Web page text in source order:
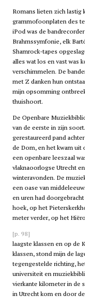
Romans lieten zich
grammofoonplaten des
iPod was de
Brahmssymfonie, elk
Shamrock-tapes
alles wat los en vast was
verschimmelen. De
met Z danken hun
mijn opsomming
thuishoort.
De Openbare
van de eerste in zijn
gerestaureerd pand
de Dom, en het kwam uit
een openbare leeszaal
vlaknaoorlogse Utrecht
winteravonden. De
een oase van
en uren had
hoek, op het
meter verder, op het
[p. 98]
laagste klassen en op de
klassen, stond mijn de
tegengestelde richting,
universiteit en
vierkante kilometer in de
in Utrecht kom en door